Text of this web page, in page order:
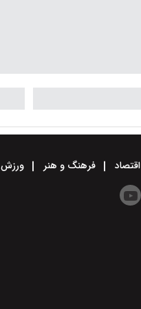
اقتصاد فرهنگ و هنر ورزش